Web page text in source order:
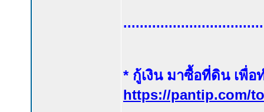
* กู้เงิน มาซื้อที่ดิน เพื่อ
https://pantip.com/